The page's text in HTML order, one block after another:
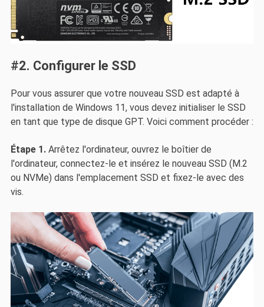
#2. Configurer le SSD
Pour vous assurer que votre nouveau SSD est adapté à
l'installation de Windows 11, vous devez initialiser le SSD
en tant que type de disque GPT. Voici comment procéder :
Étape 1.Arrêtez l'ordinateur, ouvrez le boîtier de
l'ordinateur, connectez-le et insérez le nouveau SSD (M.2
ou NVMe) dans l'emplacement SSD et fixez-le avec des
vis.